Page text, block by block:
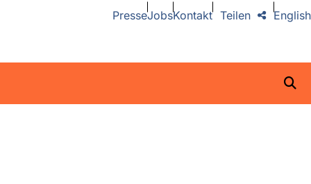
PresseJobsKontakt English
Teilen